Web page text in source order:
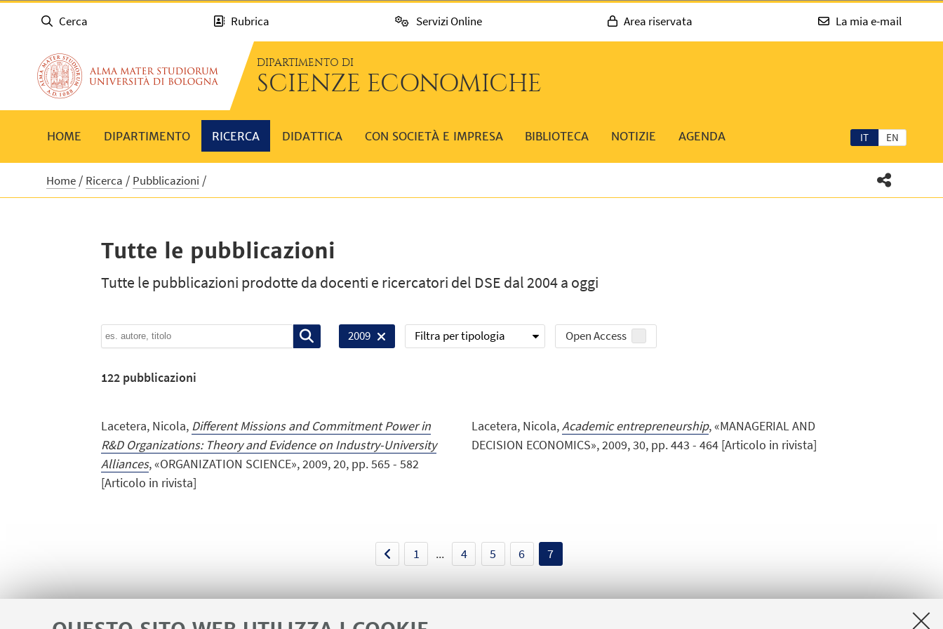
Cerca Rubrica Servizi Online Area riservata La mia e-mail
DIPARTIMENTO DI
SCIENZE ECONOMICHE
IT EN
HOME DIPARTIMENTO RICERCA DIDATTICA CON SOCIETÀ E IMPRESA BIBLIOTECA NOTIZIE AGENDA
Home Ricerca Pubblicazioni
Tutte le pubblicazioni
Tutte le pubblicazioni prodotte da docenti e ricercatori del DSE dal 2004 a oggi
2009 Filtra per tipologia Open Access
122pubblicazioni
Lacetera, Nicola, Different Missions and Commitment Power in
R&D Organizations: Theory and Evidence on Industry-University
Alliances, «ORGANIZATION SCIENCE», 2009, 20, pp. 565 - 582
[Articolo in rivista]
Lacetera, Nicola,Academic entrepreneurship, «MANAGERIAL AND
DECISION ECONOMICS», 2009, 30, pp. 443 - 464 [Articolo in rivista]
1 ... 4 5 6 7